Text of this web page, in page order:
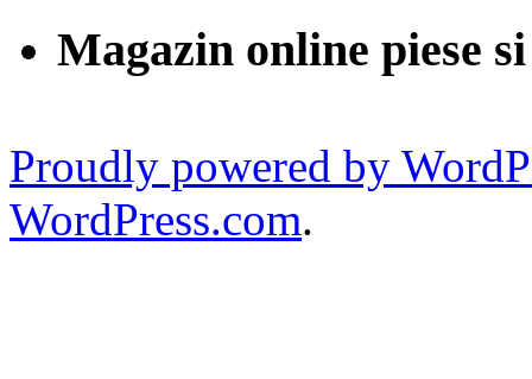
Magazin online piese
Proudly powered by
WordPress.com.